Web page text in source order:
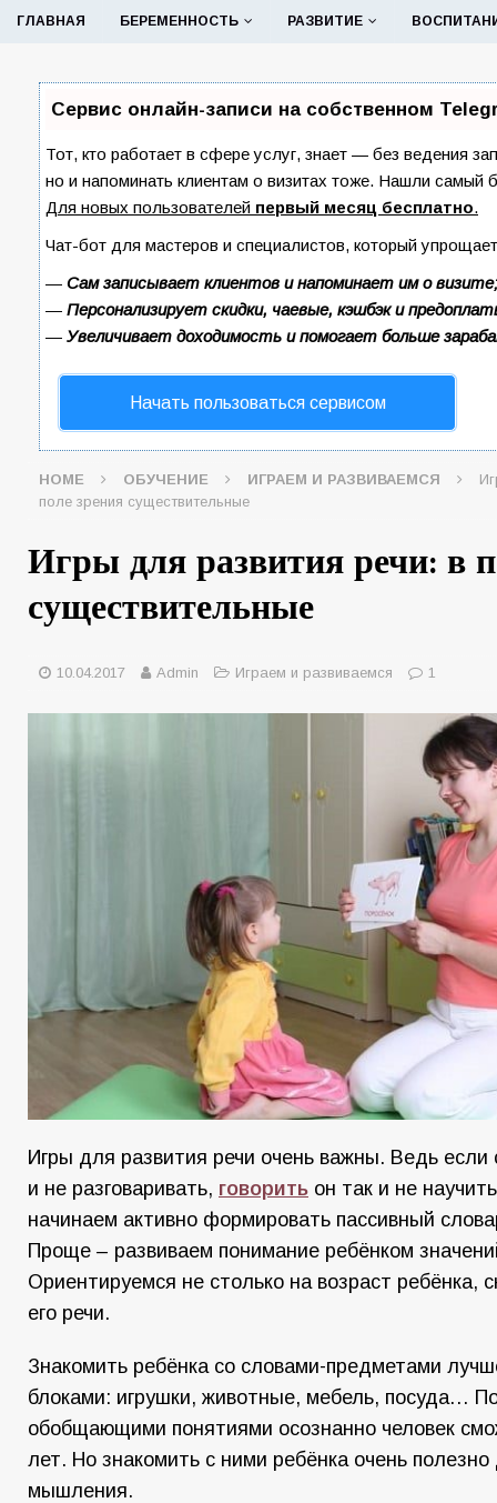
ГЛАВНАЯ БЕРЕМЕННОСТЬ РАЗВИТИЕ
Сервис онлайн-записи на собственном
Тот, кто работает в сфере услуг, знает — без ведения
но и напоминать клиентам о визитах тоже. Нашли
Для новых пользователей первый месяц бесплатно.
Чат-бот для мастеров и специалистов, который
— Сам записывает клиентов и напоминает им о визите;
— Персонализирует скидки, чаевые, кэшбэк и
— Увеличивает доходимость и помогает больше
Начать пользоваться сервисом
HOME ОБУЧЕНИЕ ИГРАЕМ И РАЗВИВАЕМСЯ
поле зрения существительные
Игры для развития речи: в
существительные
10.04.2017 Admin Играем и развиваемся 1
Игры для развития речи очень важны. Ведь если
и не разговаривать, говорить он так и не
начинаем активно формировать пассивный
Проще – развиваем понимание ребёнком
Ориентируемся не столько на возраст ребёнка,
его речи.
Знакомить ребёнка со словами-предметами
блоками: игрушки, животные, мебель, посуда…
обобщающими понятиями осознанно человек
лет. Но знакомить с ними ребёнка очень
мышления.